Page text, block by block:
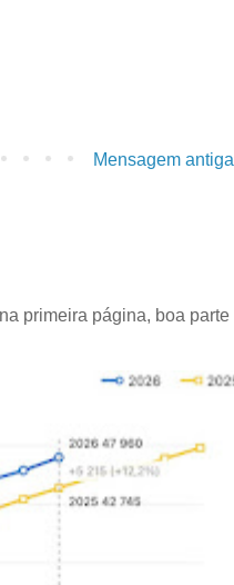
Mensagem antiga
primeira página, boa parte